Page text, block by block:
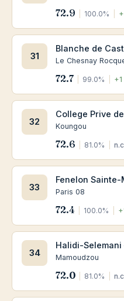
72.9 100.0%
31
Blanche de
Le Chesnay
72.7 99.0% +1
32
College Prive
Koungou
72.6 81.0%
33
Fenelon Sainte-
Paris 08
72.4 100.0%
34
Halidi-Selemani
Mamoudzou
72.0 81.0%